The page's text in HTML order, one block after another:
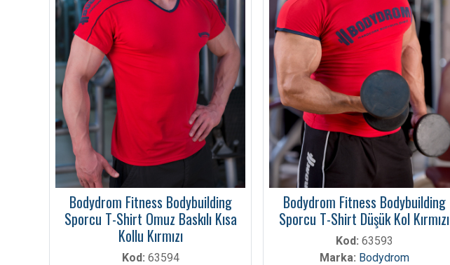
Bodydrom Fitness Bodybuilding
Sporcu T-Shirt Omuz Baskılı Kısa
Kollu Kırmızı
Kod: 63594
Bodydrom Fitness Bodybuilding
Sporcu T-Shirt Düşük Kol Kırmızı
Kod: 63593
Marka: Bodydrom